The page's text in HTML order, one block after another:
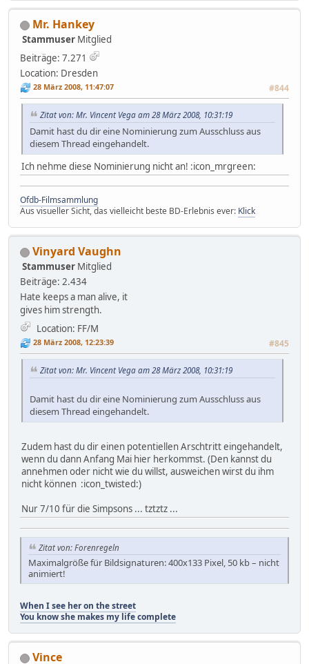
Mr. Hankey
Stammuser Mitglied
Beiträge: 7.271
Location: Dresden
28 März 2008, 11:47:07 #844
Zitat von: Mr. Vincent Vega am 28 März 2008, 10:31:19
Damit hast du dir eine Nominierung zum Ausschluss aus
diesem Thread eingehandelt.
Ich nehme diese Nominierung nicht an! :icon_mrgreen:
Ofdb-Filmsammlung
Aus visueller Sicht, das vielleicht beste BD-Erlebnis ever: Klick
Vinyard Vaughn
Stammuser Mitglied
Beiträge: 2.434
Hate keeps a man alive, it
gives him strength.
Location: FF/M
28 März 2008, 12:23:39 #845
Zitat von: Mr. Vincent Vega am 28 März 2008, 10:31:19
Damit hast du dir eine Nominierung zum Ausschluss aus
diesem Thread eingehandelt.
Zudem hast du dir einen potentiellen Arschtritt eingehandelt,
wenn du dann Anfang Mai hier herkommst. (Den kannst du
annehmen oder nicht wie du willst, ausweichen wirst du ihm
nicht können :icon_twisted:)
Nur 7/10 für die Simpsons ... tztztz ...
Zitat von: Forenregeln
Maximalgröße für Bildsignaturen: 400x133 Pixel, 50 kb – nicht
animiert!
When I see her on the street
You know she makes my life complete
Vince